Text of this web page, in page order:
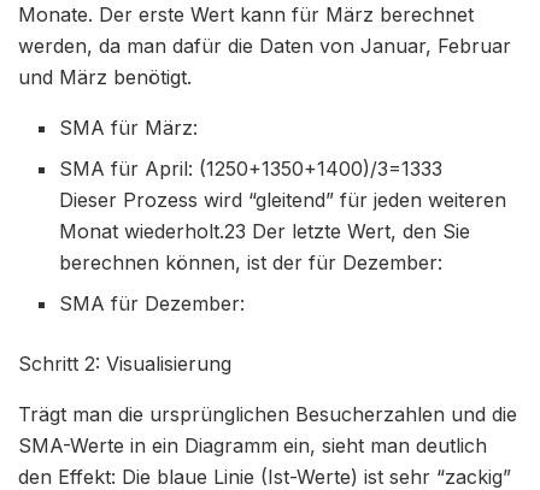
Monate. Der erste Wert kann für März berechnet
werden, da man dafür die Daten von Januar, Februar
und März benötigt.
SMA für März:
SMA für April: (1250+1350+1400)/3=1333
Dieser Prozess wird “gleitend” für jeden weiteren
Monat wiederholt.23 Der letzte Wert, den Sie
berechnen können, ist der für Dezember:
SMA für Dezember:
Schritt 2: Visualisierung
Trägt man die ursprünglichen Besucherzahlen und die
SMA-Werte in ein Diagramm ein, sieht man deutlich
den Effekt: Die blaue Linie (Ist-Werte) ist sehr “zackig”